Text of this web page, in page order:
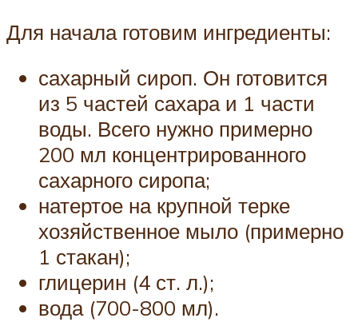
Для начала готовим ингредиенты:
сахарный сироп. Он готовится
из 5 частей сахара и 1 части
воды. Всего нужно примерно
200 мл концентрированного
сахарного сиропа;
натертое на крупной терке
хозяйственное мыло (примерно
1 стакан);
глицерин (4 ст. л.);
вода (700-800 мл).